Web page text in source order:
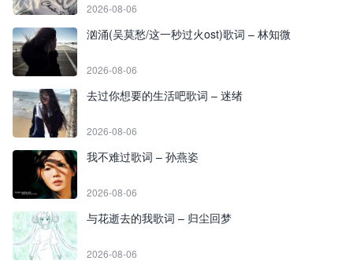
2026-08-06
汹涌(吴莫愁/这一秒过火ost)歌词 – 林知微
2026-08-06
去过你想要的生活吧歌词 – 迷绪
2026-08-06
我不难过歌词 – 孙燕姿
2026-08-06
与花逝去的我歌词 – 归尘回梦
2026-08-06